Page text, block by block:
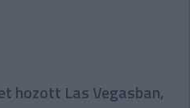
hozott Las Vegasban,